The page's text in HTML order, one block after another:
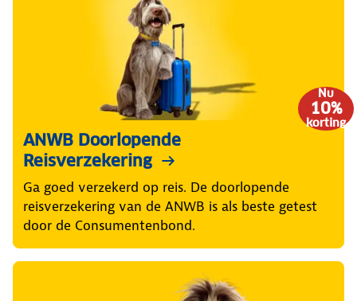
Nu
10%
korting
ANWB Doorlopende
Reisverzekering
Ga goed verzekerd op reis. De doorlopende
reisverzekering van de ANWB is als beste getest
door de Consumentenbond.